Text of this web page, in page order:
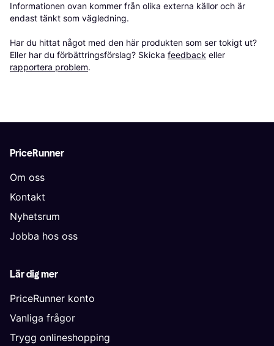
Informationen ovan kommer från olika externa källor och är
endast tänkt som vägledning.
Har du hittat något med den här produkten som ser tokigt ut?
Eller har du förbättringsförslag? Skicka feedback eller
rapportera problem.
PriceRunner
Om oss
Kontakt
Nyhetsrum
Jobba hos oss
Lär dig mer
PriceRunner konto
Vanliga frågor
Trygg onlineshopping